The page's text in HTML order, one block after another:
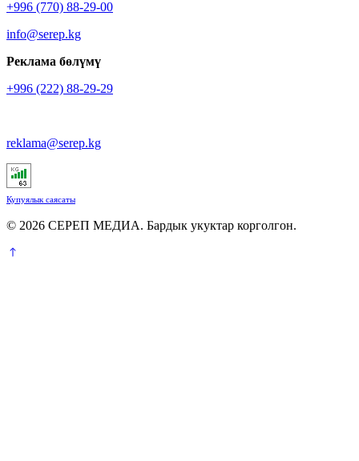
+996 (770) 88-29-00
info@serep.kg
Реклама бөлүмү
+996 (222) 88-29-29
reklama@serep.kg
Купуялык саясаты
© 2026 СЕРЕП МЕДИА. Бардык укуктар корголгон.